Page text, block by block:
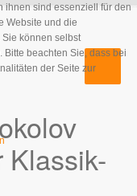
Klassik-
ihnen sind essenziell für den
Website und die
können selbst
beachten Sie, dass bei
der Seite zur